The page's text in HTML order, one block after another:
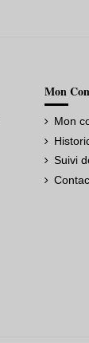
Mon
Mon
Suivi